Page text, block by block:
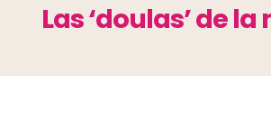
Las ‘doulas’ de